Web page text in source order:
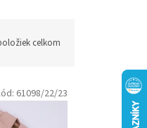
celkom
61098/22/23